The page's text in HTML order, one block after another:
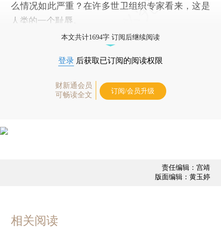
么情况如此严重？在许多世卫组织专家看来，这是
人类的一个耻辱。
本文共计1694字 订阅后继续阅读
登录 后获取已订阅的阅读权限
财新通会员
可畅读全文
订阅/会员升级
责任编辑：宫靖
版面编辑：黄玉婷
相关阅读